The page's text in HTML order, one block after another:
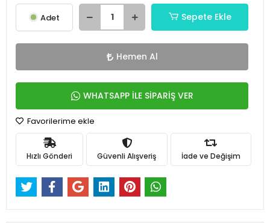
Adet Sepete Ekle
Hemen Al
WHATSAPP İLE SİPARİŞ VER
Favorilerime ekle
Hızlı Gönderi Güvenli Alışveriş İade ve Değişim